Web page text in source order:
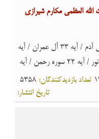
الله العظمی مکارم شیرازی
آیه مودّت / آیه تطهیر / آیه مباهله / آیه فتلقی آدم / آیه 33 آل عمران / آیه
24 سوره ابراهیم / آیه اطعام / کهیعص / آیه نور / آیه 22 سوره رحمن / آیه
5358 تعداد بازدیدکنندگان:
تاریخ انتشار: